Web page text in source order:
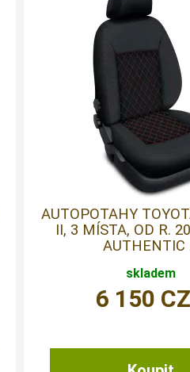
AUTOPOTAHY
II, 3 MÍSTA, OD R.
AUTHENTIC
skladem
6 150